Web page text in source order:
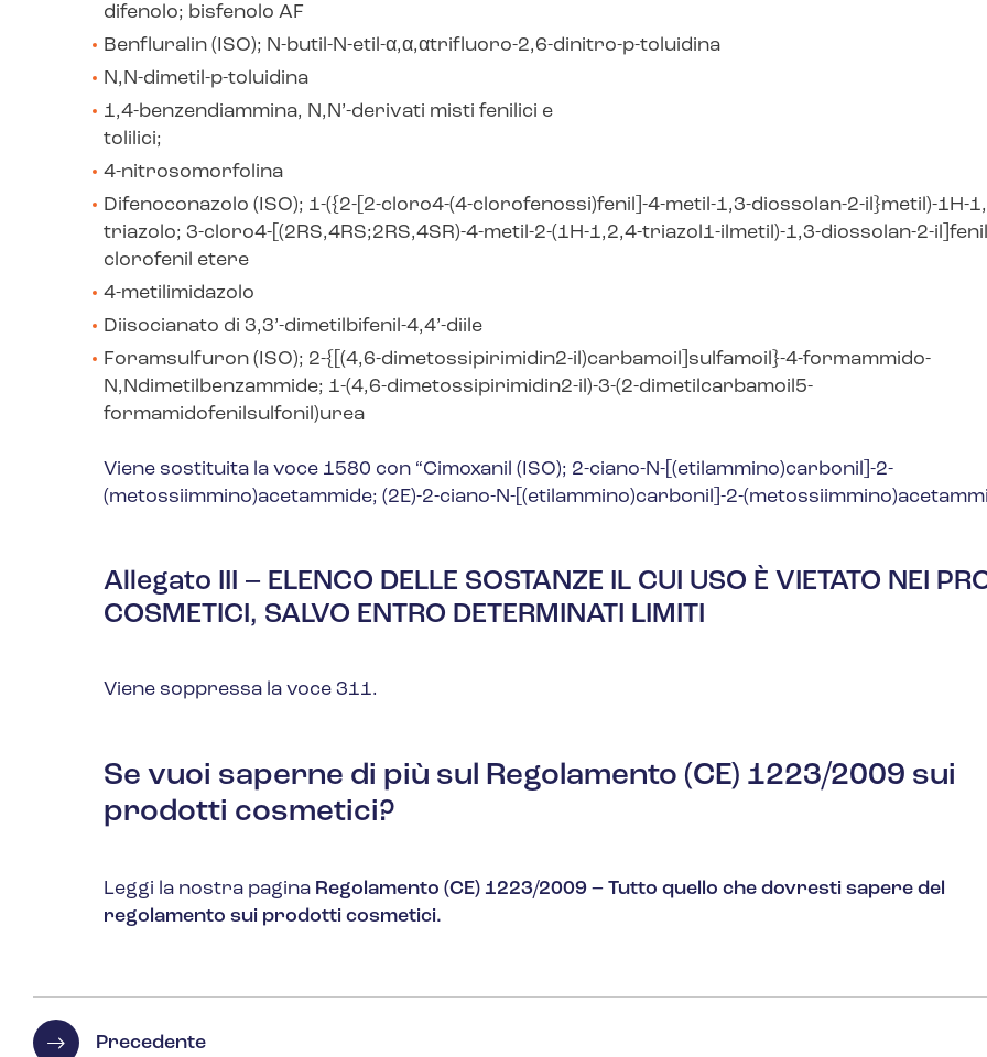
difenolo; bisfenolo AF
Benfluralin (ISO); N-butil-N-etil-α,α,αtrifluoro-2,6-dinitro-p-toluidina
N,N-dimetil-p-toluidina
1,4-benzendiammina, N,N’-derivati misti fenilici e
tolilici;
4-nitrosomorfolina
Difenoconazolo (ISO); 1-({2-[2-cloro4-(4-clorofenossi)fenil]-4-metil-1,3-diossolan-2-il}metil)-1H-
triazolo; 3-cloro4-[(2RS,4RS;2RS,4SR)-4-metil-2-(1H-1,2,4-triazol1-ilmetil)-1,3-diossolan-2-
clorofenil etere
4-metilimidazolo
Diisocianato di 3,3’-dimetilbifenil-4,4’-diile
Foramsulfuron (ISO); 2-{[(4,6-dimetossipirimidin2-il)carbamoil]sulfamoil}-4-formammido-
N,Ndimetilbenzammide; 1-(4,6-dimetossipirimidin2-il)-3-(2-dimetilcarbamoil5-
formamidofenilsulfonil)urea
Viene sostituita la voce 1580 con “Cimoxanil (ISO); 2-ciano-N-[(etilammino)carbonil]-2-
(metossiimmino)acetammide; (2E)-2-ciano-N-[(etilammino)carbonil]-2-
Allegato III – ELENCO DELLE SOSTANZE IL CUI USO È VIETATO NEI
COSMETICI, SALVO ENTRO DETERMINATI LIMITI
Viene soppressa la voce 311.
Se vuoi saperne di più sul Regolamento (CE) 1223/2009 sui
prodotti cosmetici?
Leggi la nostra pagina Regolamento (CE) 1223/2009 – Tutto quello che dovresti sapere del
regolamento sui prodotti cosmetici.
Precedente